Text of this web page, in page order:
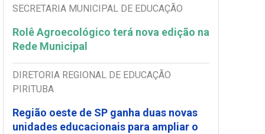
SECRETARIA MUNICIPAL DE EDUCAÇÃO
Rolê Agroecológico terá nova edição na
Rede Municipal
DIRETORIA REGIONAL DE EDUCAÇÃO
PIRITUBA
Região oeste de SP ganha duas novas
unidades educacionais para ampliar o